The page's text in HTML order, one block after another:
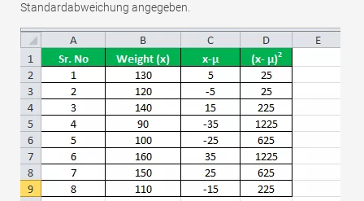
Standardabweichung angegeben.